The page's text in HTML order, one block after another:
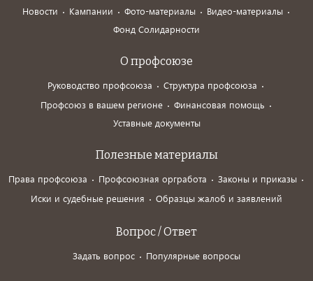
Новости Кампании Фото-материалы
Видео-материалы
Фонд Солидарности
О профсоюзе
Руководство профсоюза
Структура профсоюза
Профсоюз в вашем регионе
Финансовая помощь
Уставные документы
Полезные материалы
Права профсоюза Профсоюзная оргработа
Законы и приказы
Иски и судебные решения
Образцы жалоб и заявлений
Вопрос / Ответ
Задать вопрос Популярные вопросы